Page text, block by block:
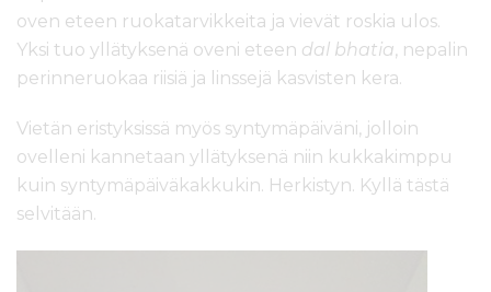
oven eteen ruokatarvikkeita ja vievät roskia ulos.
Yksi tuo yllätyksenä oveni eteen dal bhatia, nepalin
perinneruokaa riisiä ja linssejä kasvisten kera.
Vietän eristyksissä myös syntymäpäiväni, jolloin
ovelleni kannetaan yllätyksenä niin kukkakimppu
kuin syntymäpäiväkakkukin. Herkistyn. Kyllä tästä
selvitään.